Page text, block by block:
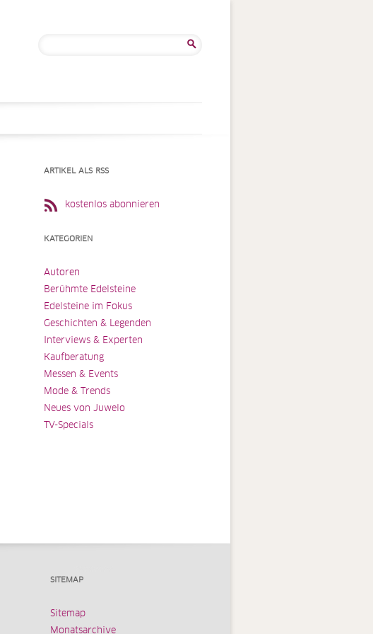
ARTIKEL ALS RSS
kostenlos abonnieren
KATEGORIEN
Autoren
Berühmte Edelsteine
Edelsteine im Fokus
Geschichten & Legenden
Interviews & Experten
Kaufberatung
Messen & Events
Mode & Trends
Neues von Juwelo
TV-Specials
SITEMAP
Sitemap
Monatsarchive